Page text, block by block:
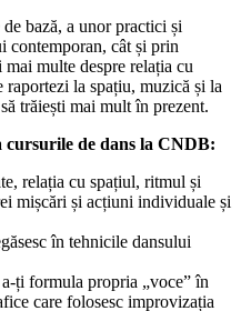
bază, a unor practici și
contemporan, cât și prin
multe despre relația cu
la spațiu, muzică și la
trăiești mai mult în prezent.
cursurile de dans la CNDB:
relația cu spațiul, ritmul și
mișcări și acțiuni individuale și
în tehnicile dansului
ți formula propria „voce” în
care folosesc improvizația